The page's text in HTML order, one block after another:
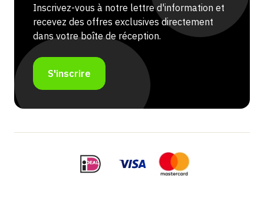
Inscrivez-vous à notre lettre d'information et
recevez des offres exclusives directement
dans votre boîte de réception.
S'inscrire